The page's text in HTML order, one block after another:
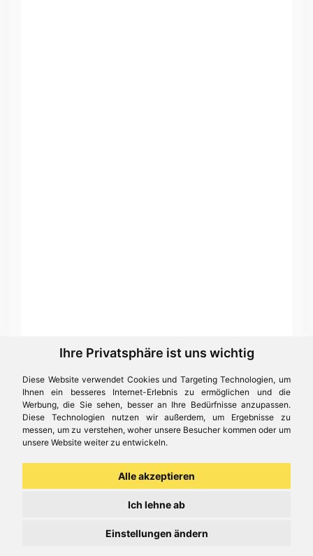
Ihre Privatsphäre ist uns wichtig
Diese Website verwendet Cookies und Targeting Technologien, um
Ihnen ein besseres Internet-Erlebnis zu ermöglichen und die
Werbung, die Sie sehen, besser an Ihre Bedürfnisse anzupassen.
Diese Technologien nutzen wir außerdem, um Ergebnisse zu
messen, um zu verstehen, woher unsere Besucher kommen oder um
unsere Website weiter zu entwickeln.
Alle akzeptieren
Ich lehne ab
Einstellungen ändern